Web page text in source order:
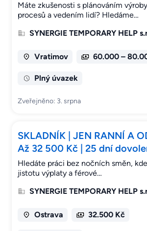
Máte zkušenosti s plánováním
procesů a vedením lidí? Hledáme…
SYNERGIE TEMPORARY HELP
Vratimov 60.000 –
Plný úvazek
Zveřejněno: 3. srpna
SKLADNÍK | JEN RANNÍ A
Až 32 500 Kč | 25 dní
Hledáte práci bez nočních směn,
jistotu výplaty a férové…
SYNERGIE TEMPORARY HELP
Ostrava 32.500 Kč